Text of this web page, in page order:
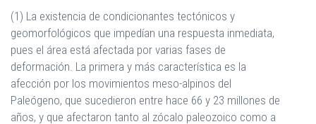
(1) La existencia de condicionantes tectónicos y
geomorfológicos que impedían una respuesta inmediata,
pues el área está afectada por varias fases de
deformación. La primera y más característica es la
afección por los movimientos meso-alpinos del
Paleógeno, que sucedieron entre hace 66 y 23 millones de
años, y que afectaron tanto al zócalo paleozoico como a